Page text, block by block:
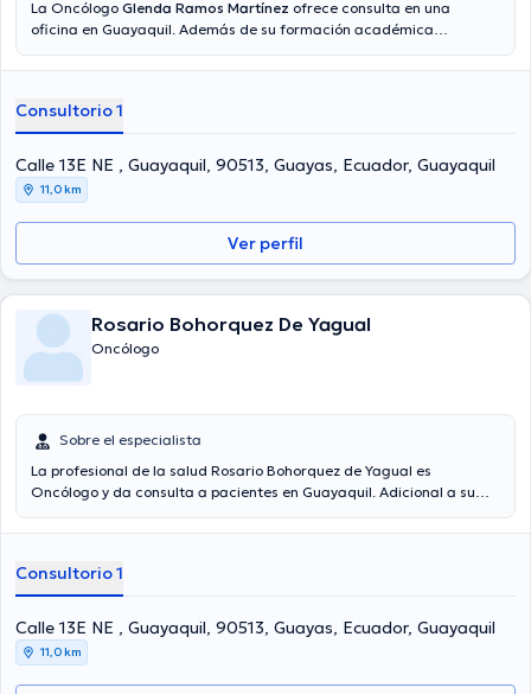
La Oncólogo Glenda Ramos Martínez ofrece consulta en una
oficina en Guayaquil. Además de su formación académica
especialidad. La profesional de la salud cuenta con muchos años de
participado como miembro de diversas asociaciones médicas.
Glenda Ramos Martínez ha colaborado en cuantiosas conferencias
con miras a tener una formación continua en su temática de
especialización y ha difundido importantes ediciones.
Consultorio 1
Calle 13E NE , Guayaquil, 90513, Guayas, Ecuador, Guayaquil
11,0 km
Ver perfil
Rosario Bohorquez De Yagual
Oncólogo
Sobre el especialista
La profesional de la salud Rosario Bohorquez de Yagual es
Oncólogo y da consulta a pacientes en Guayaquil. Adicional a su
conocimientos en su área de especialidad. La profesional de la
especialización. Por otro lado, ella se ha desempeñado como
miembro de diversas asociaciones médicas. Rosario Bohorquez de
Yagual ha intervenido en abundantes conferencias con el objetivo
de tener una formación continua en su temática de especialización
y ha compartido diversas ediciones.
Consultorio 1
Calle 13E NE , Guayaquil, 90513, Guayas, Ecuador, Guayaquil
11,0 km